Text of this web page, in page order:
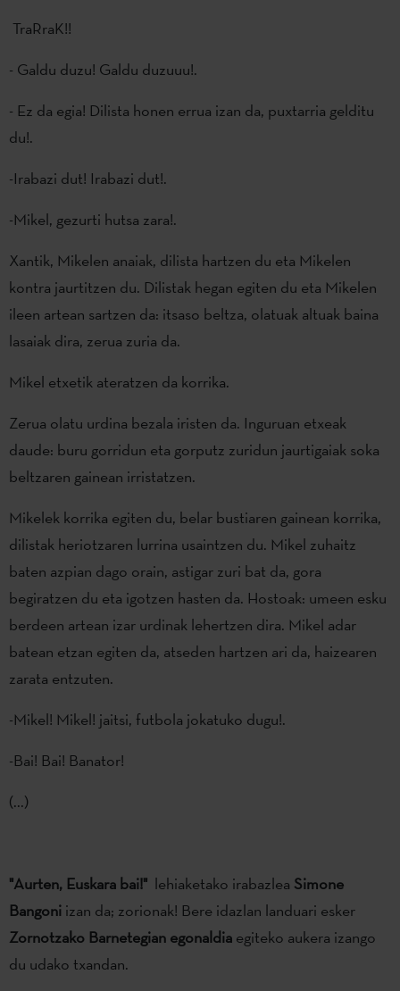
TraRraK!!
- Galdu duzu! Galdu duzuuu!.
- Ez da egia! Dilista honen errua izan da, puxtarria gelditu
du!.
-Irabazi dut! Irabazi dut!.
-Mikel, gezurti hutsa zara!.
Xantik, Mikelen anaiak, dilista hartzen du eta Mikelen
kontra jaurtitzen du. Dilistak hegan egiten du eta Mikelen
ileen artean sartzen da: itsaso beltza, olatuak altuak baina
lasaiak dira, zerua zuria da.
Mikel etxetik ateratzen da korrika.
Zerua olatu urdina bezala iristen da. Inguruan etxeak
daude: buru gorridun eta gorputz zuridun jaurtigaiak soka
beltzaren gainean irristatzen.
Mikelek korrika egiten du, belar bustiaren gainean korrika,
dilistak heriotzaren lurrina usaintzen du. Mikel zuhaitz
baten azpian dago orain, astigar zuri bat da, gora
begiratzen du eta igotzen hasten da. Hostoak: umeen esku
berdeen artean izar urdinak lehertzen dira. Mikel adar
batean etzan egiten da, atseden hartzen ari da, haizearen
zarata entzuten.
-Mikel! Mikel! jaitsi, futbola jokatuko dugu!.
-Bai! Bai! Banator!
(...)
"Aurten, Euskara bai!" lehiaketako irabazlea Simone
Bangoni izan da; zorionak! Bere idazlan landuari esker
Zornotzako Barnetegian egonaldia egiteko aukera izango
du udako txandan.